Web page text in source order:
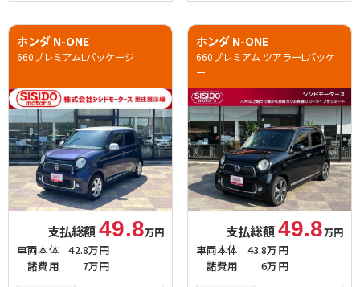
ホンダ N-ONE
660プレミアムLパッケージ
支払総額49.8万円
車両本体
42.8万円
諸費用
7万円
ホンダ N-ONE
660プレミアム ツアラーLパッケ
ー
支払総額49.8万円
車両本体
43.8万円
諸費用
6万円